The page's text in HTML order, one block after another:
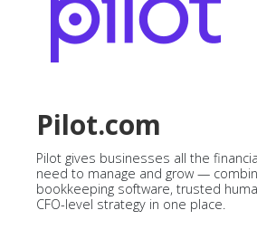
Pilot.com
Pilot gives businesses all the
need to manage and grow —
bookkeeping software, trusted
CFO-level strategy in one place.